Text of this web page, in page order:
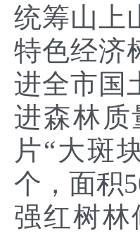
统筹山上
特色经济
进全市国
进森林质
片“大斑
个，面积
强红树